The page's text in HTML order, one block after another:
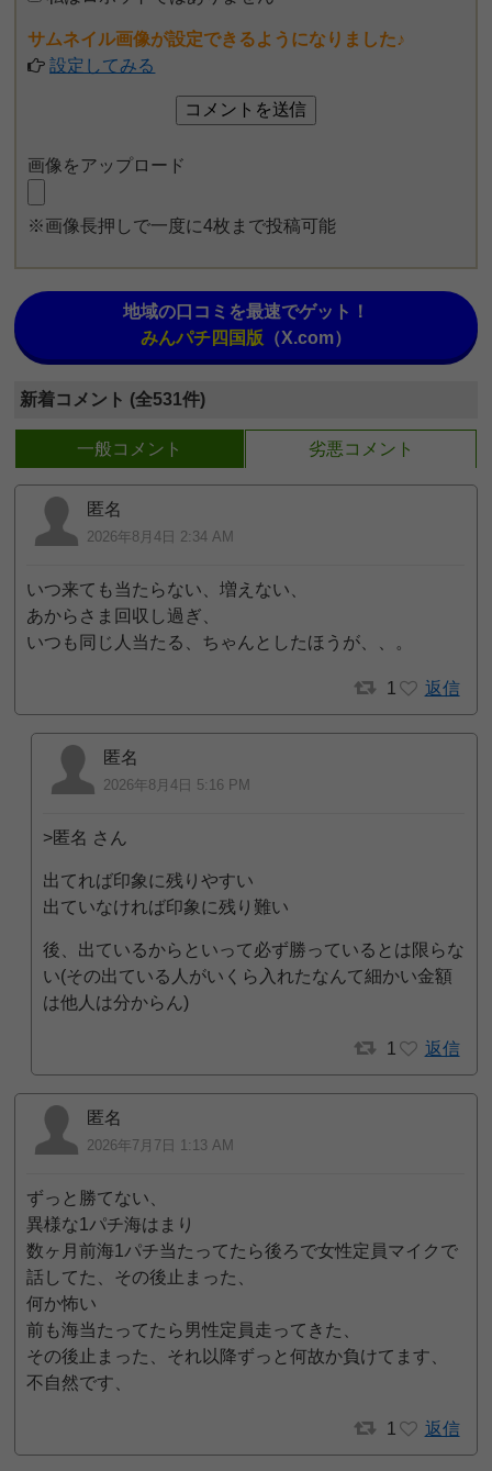
サムネイル画像が設定できるようになりました♪
設定してみる
画像をアップロード
※画像長押しで一度に4枚まで投稿可能
地域の口コミを最速でゲット！
みんパチ四国版 （X.com）
新着コメント (全531件)
一般コメント 劣悪コメント
匿名
2026年8月4日 2:34 AM
いつ来ても当たらない、増えない、
あからさま回収し過ぎ、
いつも同じ人当たる、ちゃんとしたほうが、、。
1 返信
匿名
2026年8月4日 5:16 PM
>匿名 さん
出てれば印象に残りやすい
出ていなければ印象に残り難い
後、出ているからといって必ず勝っているとは限らな
い(その出ている人がいくら入れたなんて細かい金額
は他人は分からん)
1 返信
匿名
2026年7月7日 1:13 AM
ずっと勝てない、
異様な1パチ海はまり
数ヶ月前海1パチ当たってたら後ろで女性定員マイクで
話してた、その後止まった、
何か怖い
前も海当たってたら男性定員走ってきた、
その後止まった、それ以降ずっと何故か負けてます、
不自然です、
1 返信